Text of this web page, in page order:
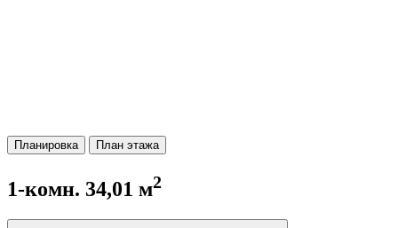
Планировка План этажа
1-комн. 34,01 м2